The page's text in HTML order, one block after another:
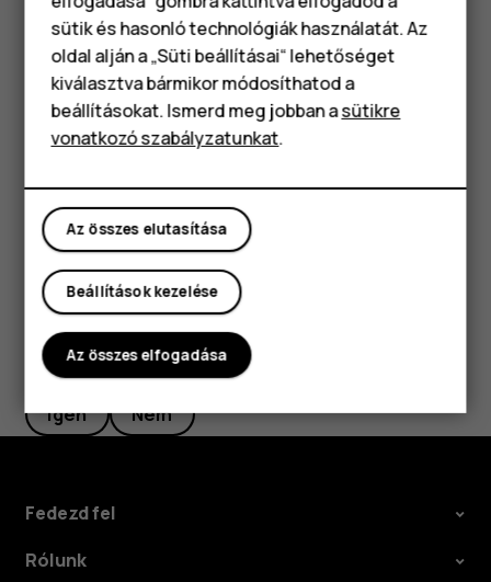
Okostelefonok
Klasszikus telefonok
Tartozékok
Táblagépek
Tipp:
Egy esemény szerkesztéséhez koppintson a
kívánt eseményre, majd amode_editlehetőségre, és
szerkessze a kívánt adatokat.
Találkozó törlése
Koppintson amore_vert>Törlés
Hasznosnak találtad?
Igen Nem
Fedezd fel
Rólunk
sütik és hasonló technológiák használatát. Az
oldal alján a „Süti beállításai“ lehetőséget
kiválasztva bármikor módosíthatod a
beállításokat. Ismerd meg jobban asütikre
vonatkozó szabályzatunkat.
Az összes elutasítása
Beállítások kezelése
Az összes elfogadása